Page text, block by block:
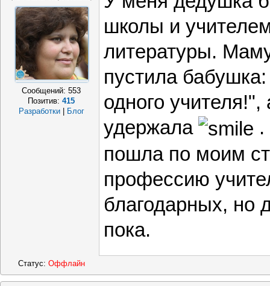
Сообщений:553
Позитив:415
Разработки
Блог
школы и
литературы.
пустила
одного
удержала
пошла по моим
профессию
благодарных, но
пока.
Статус: Оффлайн